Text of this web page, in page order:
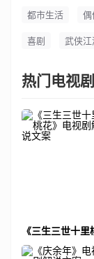
都市生活 偶
喜剧 武侠江
热门电视
《三生三世十里
案